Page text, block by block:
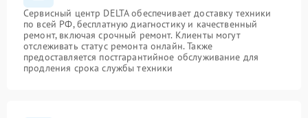
Сервисный центр DELTA обеспечивает доставку техники
по всей РФ, бесплатную диагностику и качественный
ремонт, включая срочный ремонт. Клиенты могут
отслеживать статус ремонта онлайн. Также
предоставляется постгарантийное обслуживание для
продления срока службы техники